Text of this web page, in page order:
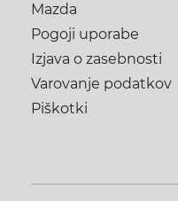
Mazda
Pogoji uporabe
Izjava o zasebnosti
Varovanje podatkov
Piškotki